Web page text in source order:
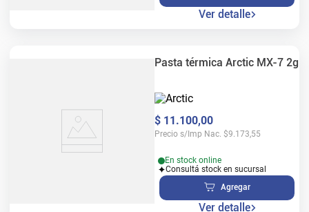
Ver detalle
Pasta térmica Arctic MX-7 2g
$ 11.100,00
Precio s/Imp Nac. $9.173,55
En stock online
Consultá stock en sucursal
Agregar
Ver detalle